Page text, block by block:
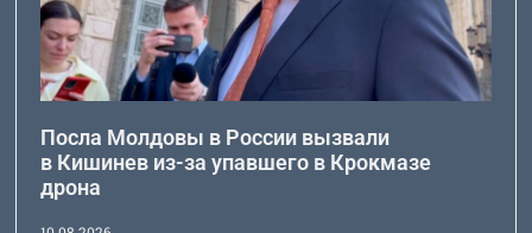
Посла Молдовы в России вызвали
в Кишинев из-за упавшего в Крокмазе
дрона